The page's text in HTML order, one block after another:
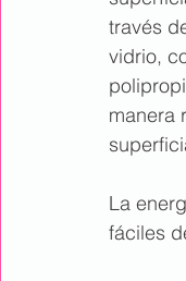
través
vidrio,
manera
La
fáciles